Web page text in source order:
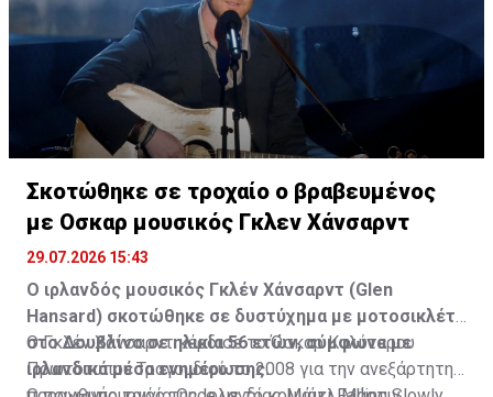
Σκοτώθηκε σε τροχαίο ο βραβευμένος
με Οσκαρ μουσικός Γκλεν Χάνσαρντ
29.07.2026 15:43
Ο ιρλανδός μουσικός Γκλέν Χάνσαρντ (Glen
Hansard) σκοτώθηκε σε δυστύχημα με μοτοσικλέτα
στο Δουβλίνο σε ηλικία 56 ετών, σύμφωνα με
ιρλανδικά μέσα ενημέρωσης.
Ο Γκλέν Χάνσαρντ κέρδισε το Όσκαρ Καλύτερου
Πρωτότυπου Τραγουδιού το 2008 για την ανεξάρτητης